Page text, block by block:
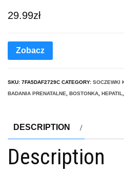
29.99zł
Zobacz
SKU: 7FA5DAF2729C CATEGORY: SOCZEWKI
BADANIA PRENATALNE
BOSTONKA HEPATIL
DESCRIPTION
Description